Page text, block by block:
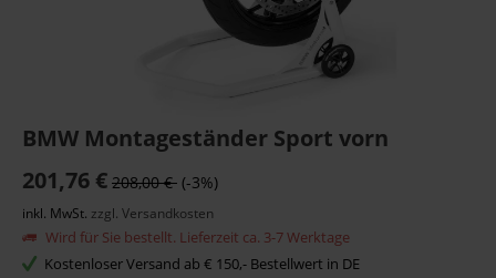
BMW Montageständer Sport vorn
201,76 € 208,00 € (-3%)
inkl. MwSt. zzgl. Versandkosten
Wird für Sie bestellt. Lieferzeit ca. 3-7 Werktage
Kostenloser Versand ab € 150,- Bestellwert in DE